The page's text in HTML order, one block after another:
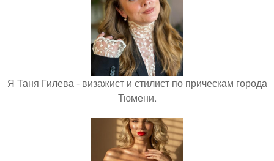
Я Таня Гилева - визажист и стилист по прическам города
Тюмени.